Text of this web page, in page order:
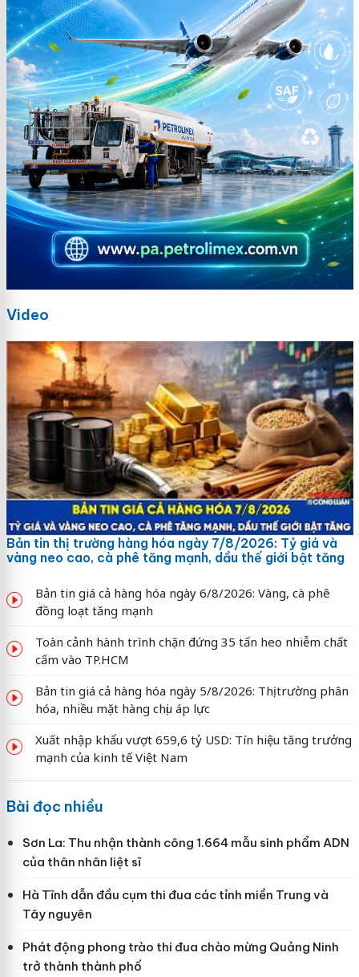
Video
Bản tin thị trường hàng hóa ngày 7/8/2026: Tỷ giá và
vàng neo cao, cà phê tăng mạnh, dầu thế giới bật tăng
Bản tin giá cả hàng hóa ngày 6/8/2026: Vàng, cà phê
đồng loạt tăng mạnh
Toàn cảnh hành trình chặn đứng 35 tấn heo nhiễm chất
cấm vào TP.HCM
Bản tin giá cả hàng hóa ngày 5/8/2026: Thị trường phân
hóa, nhiều mặt hàng chịu áp lực
Xuất nhập khẩu vượt 659,6 tỷ USD: Tín hiệu tăng trưởng
mạnh của kinh tế Việt Nam
Bài đọc nhiều
Sơn La: Thu nhận thành công 1.664 mẫu sinh phẩm ADN
của thân nhân liệt sĩ
Hà Tĩnh dẫn đầu cụm thi đua các tỉnh miền Trung và
Tây nguyên
Phát động phong trào thi đua chào mừng Quảng Ninh
trở thành thành phố